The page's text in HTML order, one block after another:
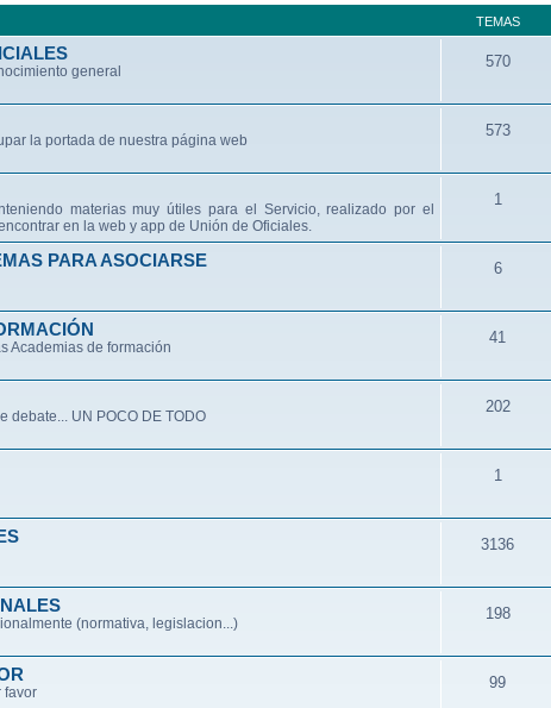
TEMAS
general
570
la portada de nuestra página web
573
materias muy útiles para el Servicio, realizado por el
en la web y app de Unión de Oficiales.
1
PARA ASOCIARSE 6
Academias de formación
41
debate... UN POCO DE TODO
202
1
3136
(normativa, legislacion...)
198
favor
99